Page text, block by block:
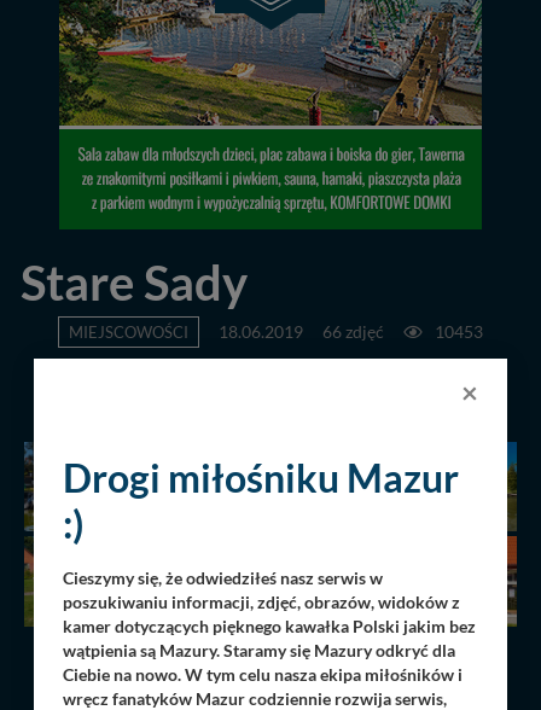
Stare Sady
MIEJSCOWOŚCI 18.06.2019 66 zdjęć 10453
1 2
×
Drogi miłośniku Mazur
:)
Cieszymy się, że odwiedziłeś nasz serwis w
poszukiwaniu informacji, zdjęć, obrazów, widoków z
kamer dotyczących pięknego kawałka Polski jakim bez
wątpienia są Mazury. Staramy się Mazury odkryć dla
Ciebie na nowo. W tym celu nasza ekipa miłośników i
wręcz fanatyków Mazur codziennie rozwija serwis,